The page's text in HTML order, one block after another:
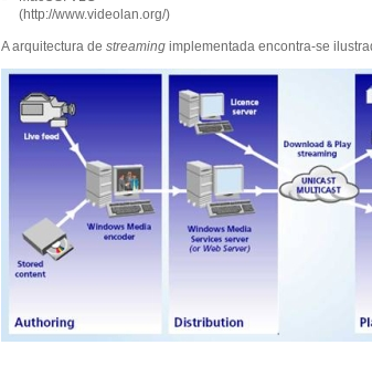
(http://www.videolan.org/)
A arquitectura de streaming implementada encontra-se